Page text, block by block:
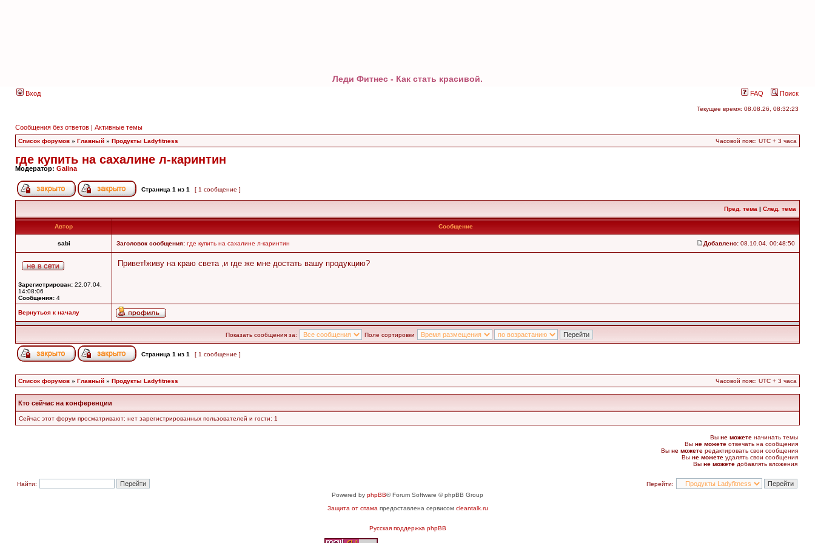
Леди Фитнес - Как стать красивой.
Вход FAQ Поиск
Текущее время: 08.08.26, 08:32:23
Сообщения без ответов | Активные темы
Список форумов » Главный » Продукты Ladyfitness Часовой пояс: UTC + 3 часа
где купить на сахалине л-каринтин
Модератор: Galina
Страница 1 из 1 [ 1 сообщение ]
Пред. тема | След. тема
Автор Сообщение
sabi Заголовок сообщения: где купить на сахалине л-каринтин Добавлено: 08.10.04, 00:48:50
Зарегистрирован: 22.07.04,
14:08:06
Сообщения: 4
Привет!живу на краю света ,и где же мне достать вашу продукцию?
Вернуться к началу
Показать сообщения за: Поле сортировки
Страница 1 из 1 [ 1 сообщение ]
Список форумов » Главный » Продукты Ladyfitness Часовой пояс: UTC + 3 часа
Кто сейчас на конференции
Сейчас этот форум просматривают: нет зарегистрированных пользователей и гости: 1
Вы не можете начинать темы
Вы не можете отвечать на сообщения
Вы не можете редактировать свои сообщения
Вы не можете удалять свои сообщения
Вы не можете добавлять вложения
Найти:
Перейти:
Powered by phpBB® Forum Software © phpBB Group
Защита от спама предоставлена сервисом cleantalk.ru
Русская поддержка phpBB